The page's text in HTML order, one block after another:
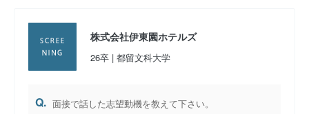
当社には、あなたのチャレンジ意欲を存分に発揮していただける
クワク・ドキドキさせていきたい！」と考えている方は、特に大
株式会社伊東園ホテルズ
26卒 | 都留文科大学
Q. 面接で話した志望動機を教えて下さい。